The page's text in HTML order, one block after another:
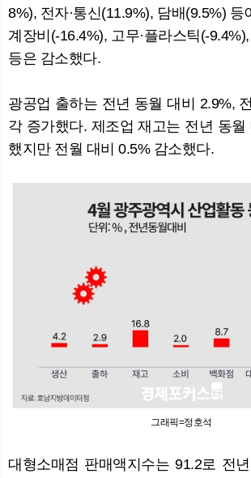
8%), 전자·통신(11.9%), 담배(9.5%) 등
계장비(-16.4%), 고무·플라스틱(-
등은 감소했다.
광공업 출하는 전년 동월 대비 2.9%,
각 증가했다. 제조업 재고는 전년 동월
했지만 전월 대비 0.5% 감소했다.
그래픽=정호석
대형소매점 판매액지수는 91.2로 전